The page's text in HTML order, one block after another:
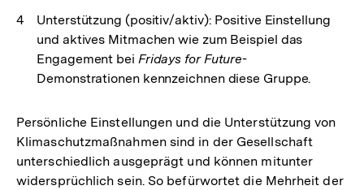
Unterstützung (positiv/aktiv): Positive Einstellung
und aktives Mitmachen wie zum Beispiel das
Engagement bei Fridays for Future-
Demonstrationen kennzeichnen diese Gruppe.
Persönliche Einstellungen und die Unterstützung von
Klimaschutzmaßnahmen sind in der Gesellschaft
unterschiedlich ausgeprägt und können mitunter
widersprüchlich sein. So befürwortet die Mehrheit der